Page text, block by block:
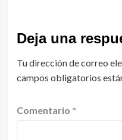
Deja una
Tu dirección de correo
campos obligatorios
Comentario *